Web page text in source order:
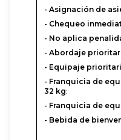
- Asignación de
- Chequeo
- No aplica
- Abordaje
- Equipaje
- Franquicia de
32 kg:
- Franquicia de
- Bebida de